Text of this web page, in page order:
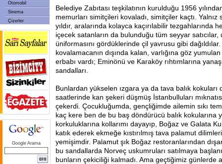
Otomobil
Sinema
Çizerler
Google Arama
Belediye Zabıtası teşkilatının kurulduğu 1956
memurları simitçileri kovaladı, simitçiler kaçtı.
yıldır, aralarında kolayca kaçırılabilir tezgahlarında
içecek satanların da bulunduğu tüm seyyar satıcılar,
üniformasını gördüklerinde çil yavrusu gibi
kovalamacanın dışında kalan, varlığına göz
erbabı vardı; Eminönü ve Karaköy rıhtımlarına
sandalları.
Bunlardan yükselen ızgara ya da tava balık kokuları
saatlerinde kan şekeri düşmüş İstanbulluları
çekerdi. Çocukluğumda, gençliğimde ailemin sıkı
kaç kere ben de bu baş döndürücü balık kokularına
korkuluklarına kollarımı dayayıp, Boğaz ve Galata
katık ederek ekmeğe kıstırılmış tava palamut
yemişimdir. Palamut şık Boğaz restoranlarından
bu sandallarda Norveç uskumruları satılmaya
bunların çekiciliği kalmadı. Ama geçtiğimiz günlerde